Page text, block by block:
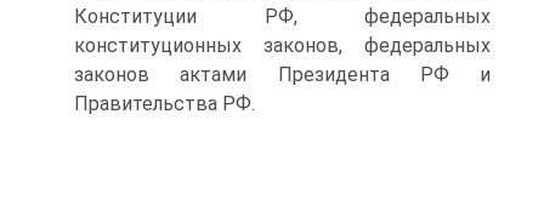
Конституции РФ, федеральных
конституционных законов, федеральных
законов актами Президента РФ и
Правительства РФ.